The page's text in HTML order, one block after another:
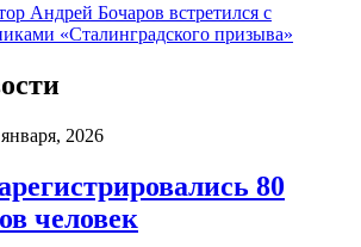
Андрей Бочаров встретился с
«Сталинградского призыва»
2026
80
человек